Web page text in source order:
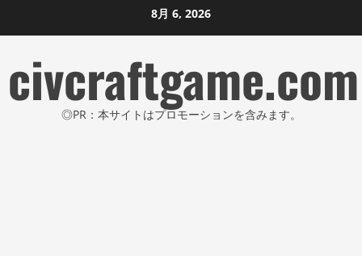
ン
ン
ツ
8月 6, 2026
civcraftgame.com
◎PR：本サイトはプロモーションを含みます。